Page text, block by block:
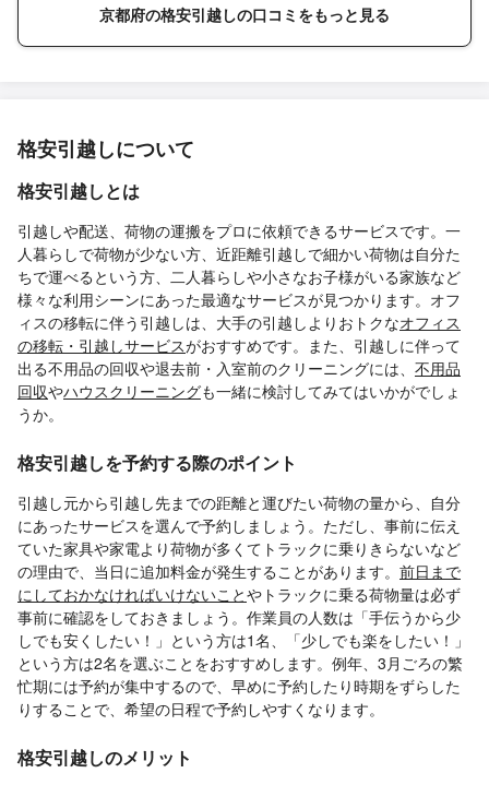
京都府の格安引越しの口コミをもっと見る
格安引越しについて
格安引越しとは
引越しや配送、荷物の運搬をプロに依頼できるサービスです。一
人暮らしで荷物が少ない方、近距離引越しで細かい荷物は自分た
ちで運べるという方、二人暮らしや小さなお子様がいる家族など
様々な利用シーンにあった最適なサービスが見つかります。オフ
ィスの移転に伴う引越しは、大手の引越しよりおトクなオフィス
の移転・引越しサービスがおすすめです。また、引越しに伴って
出る不用品の回収や退去前・入室前のクリーニングには、 不用品
回収やハウスクリーニングも一緒に検討してみてはいかがでしょ
うか。
格安引越しを予約する際のポイント
引越し元から引越し先までの距離と運びたい荷物の量から、自分
にあったサービスを選んで予約しましょう。ただし、事前に伝え
ていた家具や家電より荷物が多くてトラックに乗りきらないなど
の理由で、当日に追加料金が発生することがあります。 前日まで
にしておかなければいけないことやトラックに乗る荷物量は必ず
事前に確認をしておきましょう。作業員の人数は「手伝うから少
しでも安くしたい！」という方は1名、「少しでも楽をしたい！」
という方は2名を選ぶことをおすすめします。例年、3月ごろの繁
忙期には予約が集中するので、早めに予約したり時期をずらした
りすることで、希望の日程で予約しやすくなります。
格安引越しのメリット